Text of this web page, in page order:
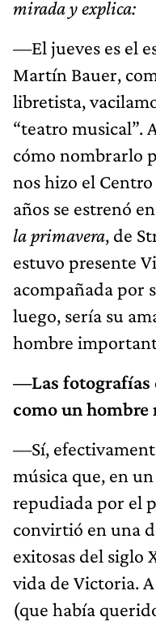
mirada y explica:
—El jueves es el
Martín Bauer,
libretista,
“teatro musical”.
cómo nombrarlo
nos hizo el
años se estrenó
la primavera, de
estuvo presente
acompañada por
luego, sería su
hombre
—Las fotografías
como un hombre
—Sí,
música que, en
repudiada por el
convirtió en una
exitosas del siglo
vida de Victoria.
(que había